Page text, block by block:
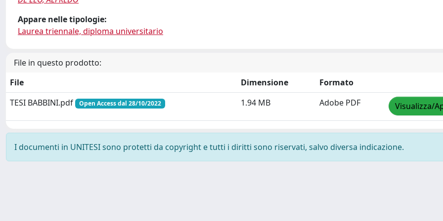
Appare nelle tipologie:
Laurea triennale, diploma universitario
File in questo prodotto:
File
Dimensione
Formato
TESI BABBINI.pdf
Open Access dal 28/10/2022 1.94 MB Adobe PDF Visualizza/
I documenti in UNITESI sono protetti da copyright e tutti i diritti sono riservati, salvo diversa indicazione.